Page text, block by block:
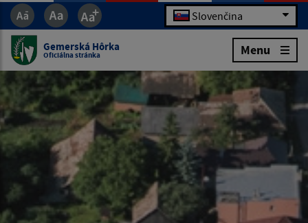
Slovenčina
Gemerská Hôrka
Oficiálna stránka Menu